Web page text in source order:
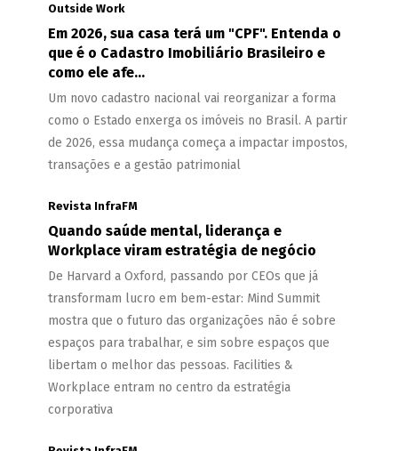
Outside Work
Em 2026, sua casa terá um "CPF". Entenda o
que é o Cadastro Imobiliário Brasileiro e
como ele afe...
Um novo cadastro nacional vai reorganizar a forma
como o Estado enxerga os imóveis no Brasil. A partir
de 2026, essa mudança começa a impactar impostos,
transações e a gestão patrimonial
Revista InfraFM
Quando saúde mental, liderança e
Workplace viram estratégia de negócio
De Harvard a Oxford, passando por CEOs que já
transformam lucro em bem-estar: Mind Summit
mostra que o futuro das organizações não é sobre
espaços para trabalhar, e sim sobre espaços que
libertam o melhor das pessoas. Facilities &
Workplace entram no centro da estratégia
corporativa